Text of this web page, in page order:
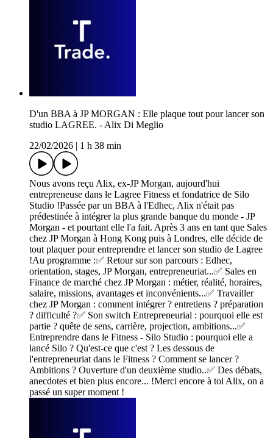
D'un BBA à JP MORGAN : Elle plaque tout pour lancer son
studio LAGREE. - Alix Di Meglio
22/02/2026
1 h 38 min
Nous avons reçu Alix, ex-JP Morgan, aujourd'hui
entrepreneuse dans le Lagree Fitness et fondatrice de Silo
Studio !Passée par un BBA à l'Edhec, Alix n'était pas
prédestinée à intégrer la plus grande banque du monde - JP
Morgan - et pourtant elle l'a fait. Après 3 ans en tant que Sales
chez JP Morgan à Hong Kong puis à Londres, elle décide de
tout plaquer pour entreprendre et lancer son studio de Lagree
!Au programme :✅ Retour sur son parcours : Edhec,
orientation, stages, JP Morgan, entrepreneuriat...✅ Sales en
Finance de marché chez JP Morgan : métier, réalité, horaires,
salaire, missions, avantages et inconvénients...✅ Travailler
chez JP Morgan : comment intégrer ? entretiens ? préparation
? difficulté ?✅ Son switch Entrepreneurial : pourquoi elle est
partie ? quête de sens, carrière, projection, ambitions...✅
Entreprendre dans le Fitness - Silo Studio : pourquoi elle a
lancé Silo ? Qu'est-ce que c'est ? Les dessous de
l'entrepreneuriat dans le Fitness ? Comment se lancer ?
Ambitions ? Ouverture d'un deuxième studio..✅ Des débats,
anecdotes et bien plus encore... !Merci encore à toi Alix, on a
passé un super moment !